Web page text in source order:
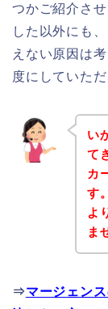
つかご紹介さ
した以外にも
えない原因は
度にしていた
い
て
カ
す
よ
ま
⇒マージェン